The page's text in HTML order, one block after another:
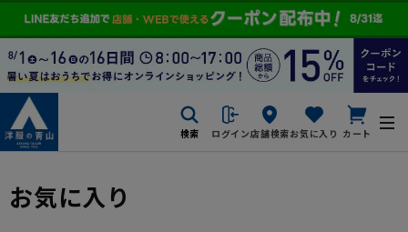
検索 ログイン店舗検索お気に入り カート
お気に入り